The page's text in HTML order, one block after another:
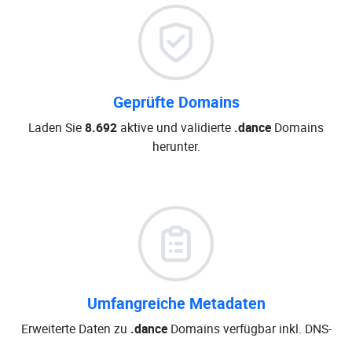
Geprüfte Domains
Laden Sie8.692 aktive und validierte .dance Domains
herunter.
Umfangreiche Metadaten
Erweiterte Daten zu .danceDomains verfügbar inkl. DNS-